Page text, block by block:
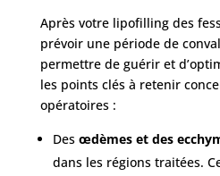
Après votre lipofilling des
prévoir une période de
permettre de guérir et
les points clés à retenir
opératoires :
Des œdèmes et des
dans les régions traitées.